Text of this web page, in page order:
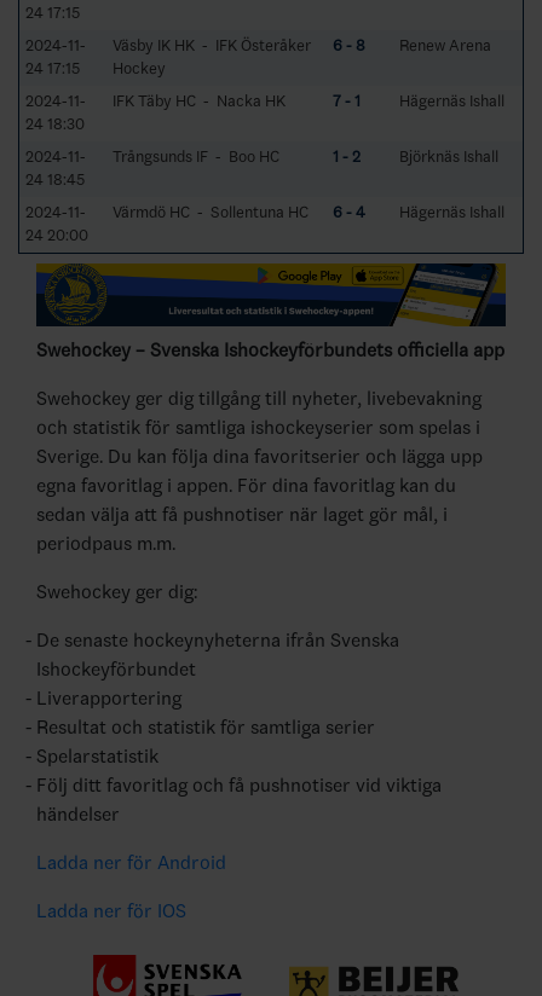
24 17:15
2024-11-
24 17:15
Väsby IK HK - IFK Österåker
Hockey
6 - 8 Renew Arena
2024-11-
24 18:30
IFK Täby HC - Nacka HK 7 - 1 Hägernäs Ishall
2024-11-
24 18:45
Trångsunds IF - Boo HC 1 - 2 Björknäs Ishall
2024-11-
24 20:00
Värmdö HC - Sollentuna HC 6 - 4 Hägernäs Ishall
Swehockey – Svenska Ishockeyförbundets officiella app
Swehockey ger dig tillgång till nyheter, livebevakning
och statistik för samtliga ishockeyserier som spelas i
Sverige. Du kan följa dina favoritserier och lägga upp
egna favoritlag i appen. För dina favoritlag kan du
sedan välja att få pushnotiser när laget gör mål, i
periodpaus m.m.
Swehockey ger dig:
De senaste hockeynyheterna ifrån Svenska
Ishockeyförbundet
Liverapportering
Resultat och statistik för samtliga serier
Spelarstatistik
Följ ditt favoritlag och få pushnotiser vid viktiga
händelser
Ladda ner för Android
Ladda ner för IOS